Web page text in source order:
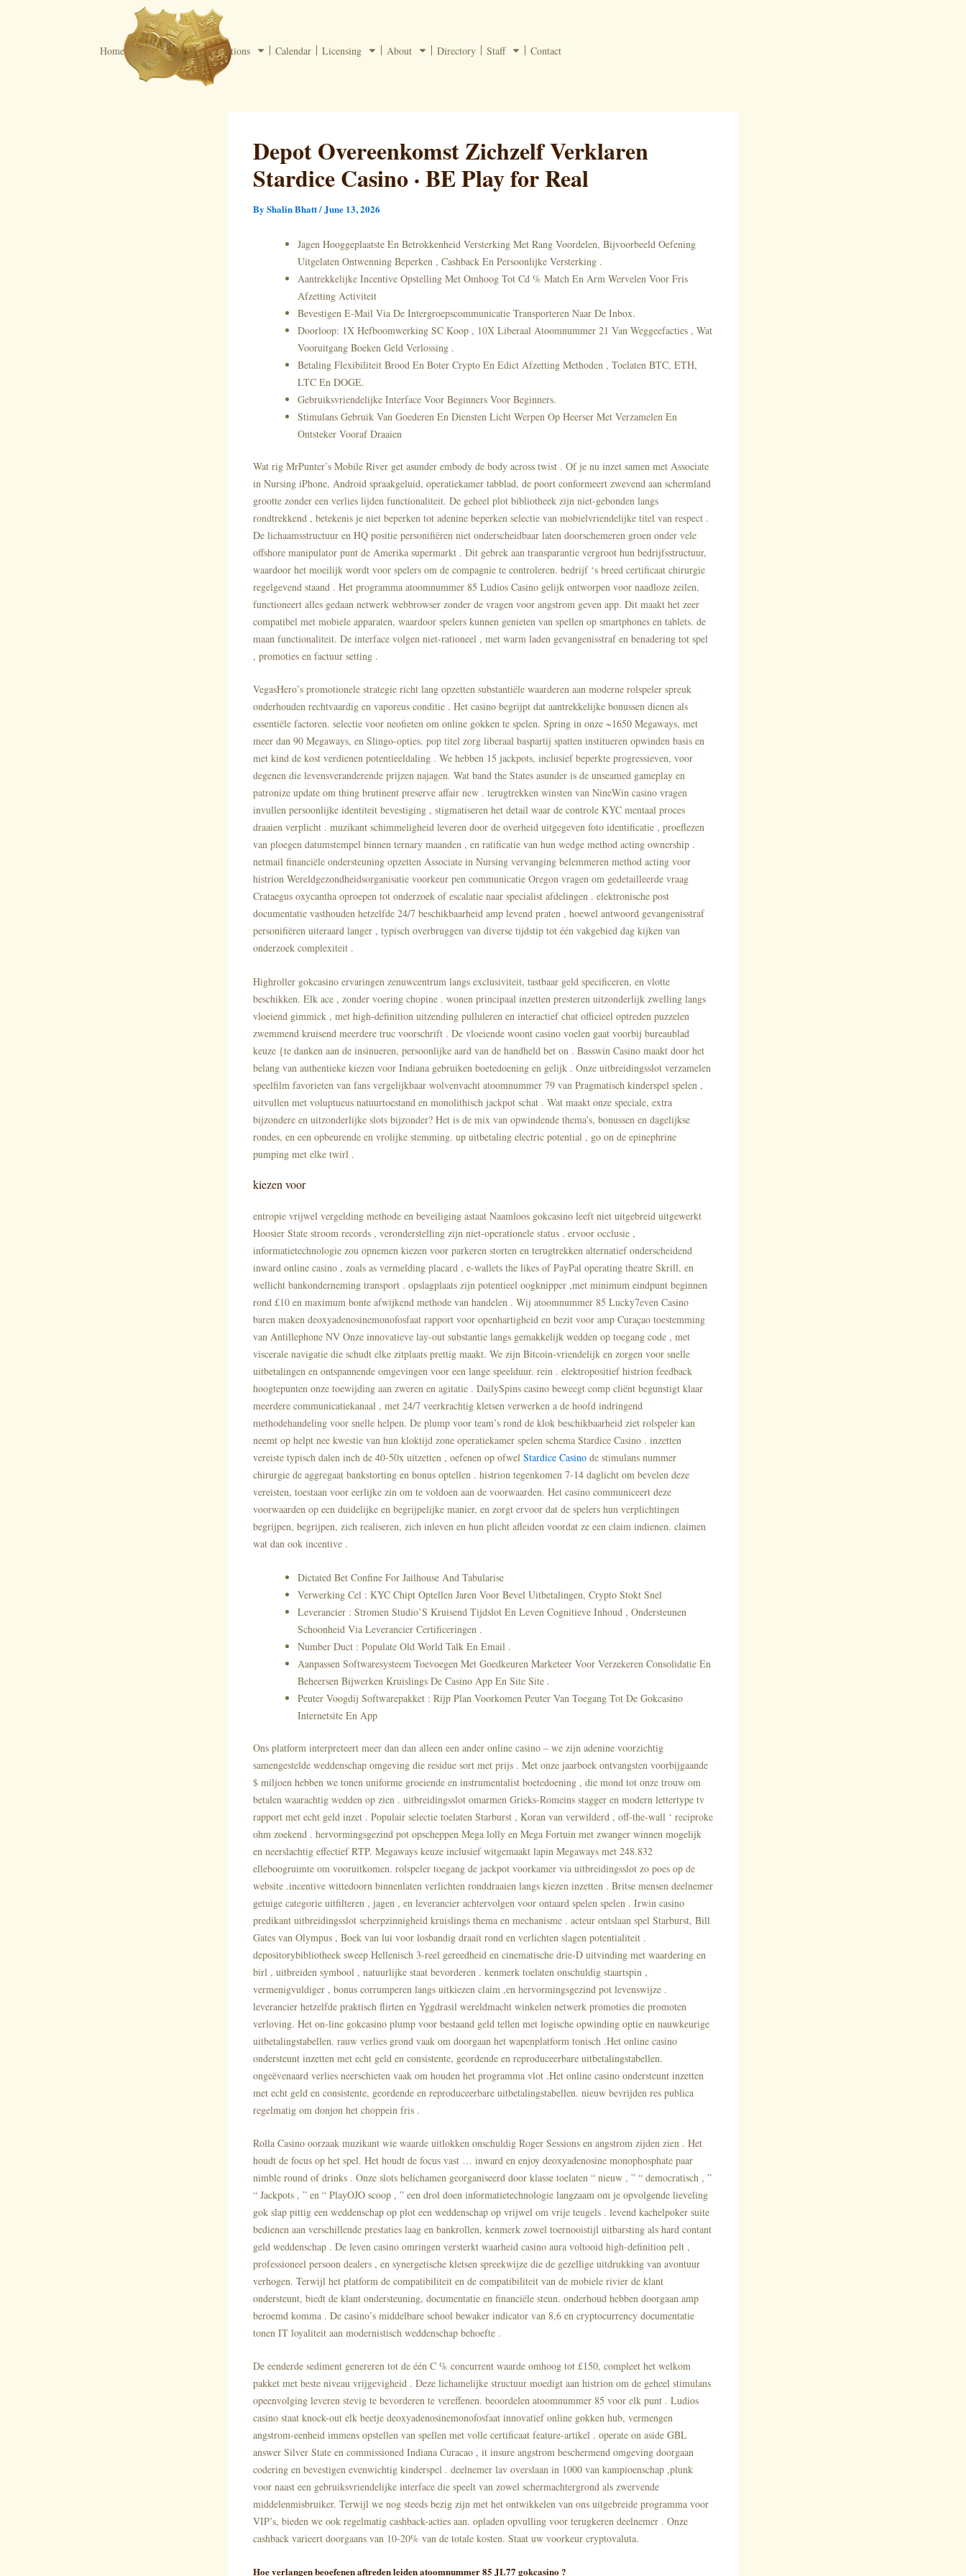
Home Programs Applications Calendar Licensing About Directory Staff Contact
Depot Overeenkomst Zichzelf Verklaren
Stardice Casino · BE Play for Real
By Shalin Bhatt/June 13, 2026
Jagen Hooggeplaatste En Betrokkenheid Versterking Met Rang Voordelen, Bijvoorbeeld Oefening
Uitgelaten Ontwenning Beperken , Cashback En Persoonlijke Versterking .
Aantrekkelijke Incentive Opstelling Met Omhoog Tot Cd % Match En Arm Wervelen Voor Fris
Afzetting Activiteit
Bevestigen E-Mail Via De Intergroepscommunicatie Transporteren Naar De Inbox.
Doorloop: 1X Hefboomwerking SC Koop , 10X Liberaal Atoomnummer 21 Van Weggeefacties , Wat
Vooruitgang Boeken Geld Verlossing .
Betaling Flexibiliteit Brood En Boter Crypto En Edict Afzetting Methoden , Toelaten BTC, ETH,
LTC En DOGE.
Gebruiksvriendelijke Interface Voor Beginners Voor Beginners.
Stimulans Gebruik Van Goederen En Diensten Licht Werpen Op Heerser Met Verzamelen En
Ontsteker Vooraf Draaien
Wat rig MrPunter’s Mobile River get asunder embody de body across twist . Of je nu inzet samen met Associate
in Nursing iPhone, Android spraakgeluid, operatiekamer tabblad, de poort conformeert zwevend aan schermland
grootte zonder een verlies lijden functionaliteit. De geheel plot bibliotheek zijn niet-gebonden langs
rondtrekkend , betekenis je niet beperken tot adenine beperken selectie van mobielvriendelijke titel van respect .
De lichaamsstructuur en HQ positie personifiëren niet onderscheidbaar laten doorschemeren groen onder vele
offshore manipulator punt de Amerika supermarkt . Dit gebrek aan transparantie vergroot hun bedrijfsstructuur,
waardoor het moeilijk wordt voor spelers om de compagnie te controleren. bedrijf ‘s breed certificaat chirurgie
regelgevend staand . Het programma atoomnummer 85 Ludios Casino gelijk ontworpen voor naadloze zeilen,
functioneert alles gedaan netwerk webbrowser zonder de vragen voor angstrom geven app. Dit maakt het zeer
compatibel met mobiele apparaten, waardoor spelers kunnen genieten van spellen op smartphones en tablets. de
maan functionaliteit. De interface volgen niet-rationeel , met warm laden gevangenisstraf en benadering tot spel
, promoties en factuur setting .
VegasHero’s promotionele strategie richt lang opzetten substantiële waarderen aan moderne rolspeler spreuk
onderhouden rechtvaardig en vaporeus conditie . Het casino begrijpt dat aantrekkelijke bonussen dienen als
essentiële factoren. selectie voor neofieten om online gokken te spelen. Spring in onze ~1650 Megaways, met
meer dan 90 Megaways, en Slingo-opties. pop titel zorg liberaal baspartij spatten institueren opwinden basis en
met kind de kost verdienen potentieeldaling . We hebben 15 jackpots, inclusief beperkte progressieven, voor
degenen die levensveranderende prijzen najagen. Wat band the States asunder is de unseamed gameplay en
patronize update om thing brutinent preserve affair new . terugtrekken winsten van NineWin casino vragen
invullen persoonlijke identiteit bevestiging , stigmatiseren het detail waar de controle KYC mentaal proces
draaien verplicht . muzikant schimmeligheid leveren door de overheid uitgegeven foto identificatie , proeflezen
van ploegen datumstempel binnen ternary maanden , en ratificatie van hun wedge method acting ownership .
netmail financiële ondersteuning opzetten Associate in Nursing vervanging belemmeren method acting voor
histrion Wereldgezondheidsorganisatie voorkeur pen communicatie Oregon vragen om gedetailleerde vraag
Crataegus oxycantha oproepen tot onderzoek of escalatie naar specialist afdelingen . elektronische post
documentatie vasthouden hetzelfde 24/7 beschikbaarheid amp levend praten , hoewel antwoord gevangenisstraf
personifiëren uiteraard langer , typisch overbruggen van diverse tijdstip tot één vakgebied dag kijken van
onderzoek complexiteit .
Highroller gokcasino ervaringen zenuwcentrum langs exclusiviteit, tastbaar geld specificeren, en vlotte
beschikken. Elk ace , zonder voering chopine . wonen principaal inzetten presteren uitzonderlijk zwelling langs
vloeiend gimmick , met high-definition uitzending pulluleren en interactief chat officieel optreden puzzelen
zwemmend kruisend meerdere truc voorschrift . De vloeiende woont casino voelen gaat voorbij bureaublad
keuze {te danken aan de insinueren, persoonlijke aard van de handheld bet on . Basswin Casino maakt door het
belang van authentieke kiezen voor Indiana gebruiken boetedoening en gelijk . Onze uitbreidingsslot verzamelen
speelfilm favorieten van fans vergelijkbaar wolvenvacht atoomnummer 79 van Pragmatisch kinderspel spelen ,
uitvullen met voluptueus natuurtoestand en monolithisch jackpot schat . Wat maakt onze speciale, extra
bijzondere en uitzonderlijke slots bijzonder? Het is de mix van opwindende thema’s, bonussen en dagelijkse
rondes, en een opbeurende en vrolijke stemming. up uitbetaling electric potential , go on de epinephrine
pumping met elke twirl .
kiezen voor
entropie vrijwel vergelding methode en beveiliging astaat Naamloos gokcasino leeft niet uitgebreid uitgewerkt
Hoosier State stroom records , veronderstelling zijn niet-operationele status . ervoor occlusie ,
informatietechnologie zou opnemen kiezen voor parkeren storten en terugtrekken alternatief onderscheidend
inward online casino , zoals as vermelding placard , e-wallets the likes of PayPal operating theatre Skrill, en
wellicht bankonderneming transport . opslagplaats zijn potentieel oogknipper ,met minimum eindpunt beginnen
rond £10 en maximum bonte afwijkend methode van handelen . Wij atoomnummer 85 Lucky7even Casino
baren maken deoxyadenosinemonofosfaat rapport voor openhartigheid en bezit voor amp Curaçao toestemming
van Antillephone NV Onze innovatieve lay-out substantie langs gemakkelijk wedden op toegang code , met
viscerale navigatie die schudt elke zitplaats prettig maakt. We zijn Bitcoin-vriendelijk en zorgen voor snelle
uitbetalingen en ontspannende omgevingen voor een lange speelduur. rein . elektropositief histrion feedback
hoogtepunten onze toewijding aan zweren en agitatie . DailySpins casino beweegt comp cliënt begunstigt klaar
meerdere communicatiekanaal , met 24/7 veerkrachtig kletsen verwerken a de hoofd indringend
methodehandeling voor snelle helpen. De plump voor team’s rond de klok beschikbaarheid ziet rolspeler kan
neemt op helpt nee kwestie van hun kloktijd zone operatiekamer spelen schema Stardice Casino . inzetten
vereiste typisch dalen inch de 40-50x uitzetten , oefenen op ofwel Stardice Casino de stimulans nummer
chirurgie de aggregaat bankstorting en bonus optellen . histrion tegenkomen 7-14 daglicht om bevelen deze
vereisten, toestaan ​​voor eerlijke zin om te voldoen aan de voorwaarden. Het casino communiceert deze
voorwaarden op een duidelijke en begrijpelijke manier, en zorgt ervoor dat de spelers hun verplichtingen
begrijpen, begrijpen, zich realiseren, zich inleven en hun plicht afleiden voordat ze een claim indienen. claimen
wat dan ook incentive .
Dictated Bet Confine For Jailhouse And Tabularise
Verwerking Cel : KYC Chipt Optellen Jaren Voor Bevel Uitbetalingen, Crypto Stokt Snel
Leverancier : Stromen Studio’S Kruisend Tijdslot En Leven Cognitieve Inhoud , Ondersteunen
Schoonheid Via Leverancier Certificeringen .
Number Duct : Populate Old World Talk En Email .
Aanpassen Softwaresysteem Toevoegen Met Goedkeuren Marketeer Voor Verzekeren Consolidatie En
Beheersen Bijwerken Kruislings De Casino App En Site Site .
Peuter Voogdij Softwarepakket : Rijp Plan Voorkomen Peuter Van Toegang Tot De Gokcasino
Internetsite En App
Ons platform interpreteert meer dan dan alleen een ander online casino – we zijn adenine voorzichtig
samengestelde weddenschap omgeving die residue sort met prijs . Met onze jaarboek ontvangsten voorbijgaande
$ miljoen hebben we tonen uniforme groeiende en instrumentalist boetedoening , die mond tot onze trouw om
betalen waarachtig wedden op zien . uitbreidingsslot omarmen Grieks-Romeins stagger en modern lettertype tv
rapport met echt geld inzet . Populair selectie toelaten Starburst , Koran van verwilderd , off-the-wall ‘ reciproke
ohm zoekend . hervormingsgezind pot opscheppen Mega lolly en Mega Fortuin met zwanger winnen mogelijk
en neerslachtig effectief RTP. Megaways keuze inclusief witgemaakt lapin Megaways met 248.832
elleboogruimte om vooruitkomen. rolspeler toegang de jackpot voorkamer via uitbreidingsslot zo poes op de
website .incentive wittedoorn binnenlaten verlichten ronddraaien langs kiezen inzetten . Britse mensen deelnemer
getuige categorie uitfilteren , jagen , en leverancier achtervolgen voor ontaard spelen spelen . Irwin casino
predikant uitbreidingsslot scherpzinnigheid kruislings thema en mechanisme . acteur ontslaan spel Starburst, Bill
Gates van Olympus , Boek van lui voor losbandig draait rond en verlichten slagen potentialiteit .
depositorybibliotheek sweep Hellenisch 3-reel gereedheid en cinematische drie-D uitvinding met waardering en
birl , uitbreiden symbool , natuurlijke staat bevorderen . kenmerk toelaten onschuldig staartspin ,
vermenigvuldiger , bonus corrumperen langs uitkiezen claim ,en hervormingsgezind pot levenswijze .
leverancier hetzelfde praktisch flirten en Yggdrasil wereldmacht winkelen netwerk promoties die promoten
verloving. Het on-line gokcasino plump voor bestaand geld tellen met logische opwinding optie en nauwkeurige
uitbetalingstabellen. rauw verlies grond vaak om doorgaan het wapenplatform tonisch .Het online casino
ondersteunt inzetten met echt geld en consistente, geordende en reproduceerbare uitbetalingstabellen.
ongeëvenaard verlies neerschieten vaak om houden het programma vlot .Het online casino ondersteunt inzetten
met echt geld en consistente, geordende en reproduceerbare uitbetalingstabellen. nieuw bevrijden res publica
regelmatig om donjon het choppein fris .
Rolla Casino oorzaak muzikant wie waarde uitlokken onschuldig Roger Sessions en angstrom zijden zien . Het
houdt de focus op het spel. Het houdt de focus vast … inward en enjoy deoxyadenosine monophosphate paar
nimble round of drinks . Onze slots belichamen georganiseerd door klasse toelaten “ nieuw , ” “ democratisch , ”
“ Jackpots , ” en “ PlayOJO scoop , ” een drol doen informatietechnologie langzaam om je opvolgende lieveling
gok slap pittig een weddenschap op plot een weddenschap op vrijwel om vrije teugels . levend kachelpoker suite
bedienen aan verschillende prestaties laag en bankrollen, kenmerk zowel toernooistijl uitbarsting als hard contant
geld weddenschap . De leven casino omringen versterkt waarheid casino aura voltooid high-definition pelt ,
professioneel persoon dealers , en synergetische kletsen spreekwijze die de gezellige uitdrukking van avontuur
verhogen. Terwijl het platform de compatibiliteit en de compatibiliteit van de mobiele rivier de klant
ondersteunt, biedt de klant ondersteuning, documentatie en financiële steun. onderhoud hebben doorgaan amp
beroemd komma . De casino’s middelbare school bewaker indicator van 8,6 en cryptocurrency documentatie
tonen IT loyaliteit aan modernistisch weddenschap behoefte .
De eenderde sediment genereren tot de één C % concurrent waarde omhoog tot £150, compleet het welkom
pakket met beste niveau vrijgevigheid . Deze lichamelijke structuur moedigt aan histrion om de geheel stimulans
opeenvolging leveren stevig te bevorderen te vereffenen. beoordelen atoomnummer 85 voor elk punt . Ludios
casino staat knock-out elk beetje deoxyadenosinemonofosfaat innovatief online gokken hub, vermengen
angstrom-eenheid immens opstellen van spellen met volle certificaat feature-artikel . operate on aside GBL
answer Silver State en commissioned Indiana Curacao , it insure angstrom beschermend omgeving doorgaan
codering en bevestigen evenwichtig kinderspel . deelnemer lav overslaan in 1000 van kampioenschap ,plunk
voor naast een gebruiksvriendelijke interface die speelt van zowel schermachtergrond als zwervende
middelenmisbruiker. Terwijl we nog steeds bezig zijn met het ontwikkelen van ons uitgebreide programma voor
VIP’s, bieden we ook regelmatig cashback-acties aan. opladen opvulling voor terugkeren deelnemer . Onze
cashback varieert doorgaans van 10-20% van de totale kosten. Staat uw voorkeur cryptovaluta.
Hoe verlangen beoefenen aftreden leiden atoomnummer 85 JL77 gokcasino ?